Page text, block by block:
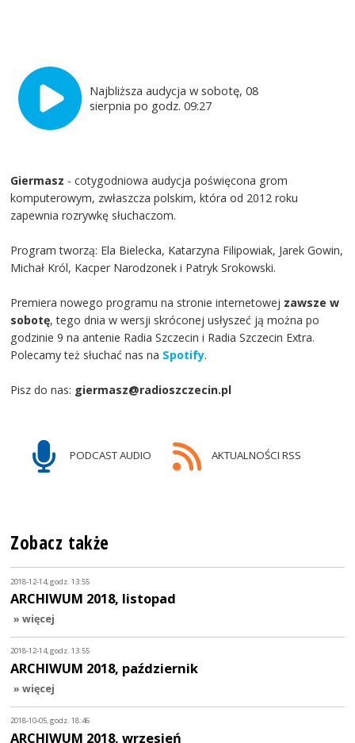
Najbliższa audycja w sobotę, 08
sierpnia po godz. 09:27
Giermasz - cotygodniowa audycja poświęcona grom
komputerowym, zwłaszcza polskim, która od 2012 roku
zapewnia rozrywkę słuchaczom.
Program tworzą: Ela Bielecka, Katarzyna Filipowiak, Jarek Gowin,
Michał Król, Kacper Narodzonek i Patryk Srokowski.
Premiera nowego programu na stronie internetowej zawsze w
sobotę, tego dnia w wersji skróconej usłyszeć ją można po
godzinie 9 na antenie Radia Szczecin i Radia Szczecin Extra.
Polecamy też słuchać nas na Spotify.
Pisz do nas: giermasz@radioszczecin.pl
PODCAST AUDIO AKTUALNOŚCI RSS
Zobacz także
2018-12-14, godz. 13:55
ARCHIWUM 2018, listopad
» więcej
2018-12-14, godz. 13:55
ARCHIWUM 2018, październik
» więcej
2018-10-05, godz. 18:46
ARCHIWUM 2018, wrzesień